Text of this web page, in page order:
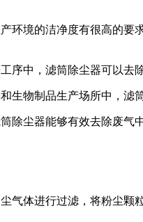
环境的洁净度有很高的
序中，滤筒除尘器可以去
生物制品生产场所中，
除尘器能够有效去除废气
气体进行过滤，将粉尘